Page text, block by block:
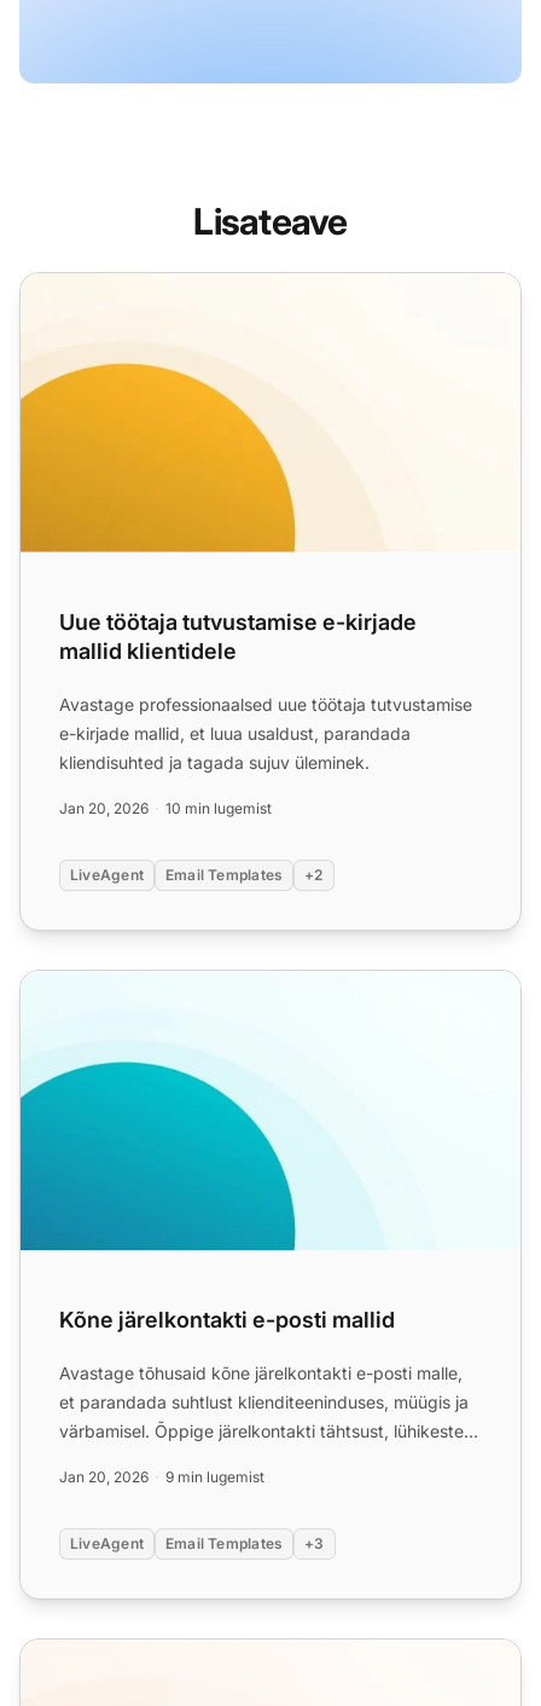
Lisateave
Uue töötaja tutvustamise e-kirjade mallid klientidele
Uue töötaja tutvustamise e-kirjade
mallid klientidele
Avastage professionaalsed uue töötaja tutvustamise
e-kirjade mallid, et luua usaldust, parandada
kliendisuhted ja tagada sujuv üleminek.
Jan 20, 2026 10 min lugemist
LiveAgent Email Templates +2
Kõne järelkontakti e-posti mallid
Kõne järelkontakti e-posti mallid
Avastage tõhusaid kõne järelkontakti e-posti malle,
et parandada suhtlust klienditeeninduses, müügis ja
värbamisel. Õppige järelkontakti tähtsust, lühikeste
Jan 20, 2026 9 min lugemist
LiveAgent Email Templates +3
Meeldetuletuse e-posti mallid ja nõuanded igapäevaseks